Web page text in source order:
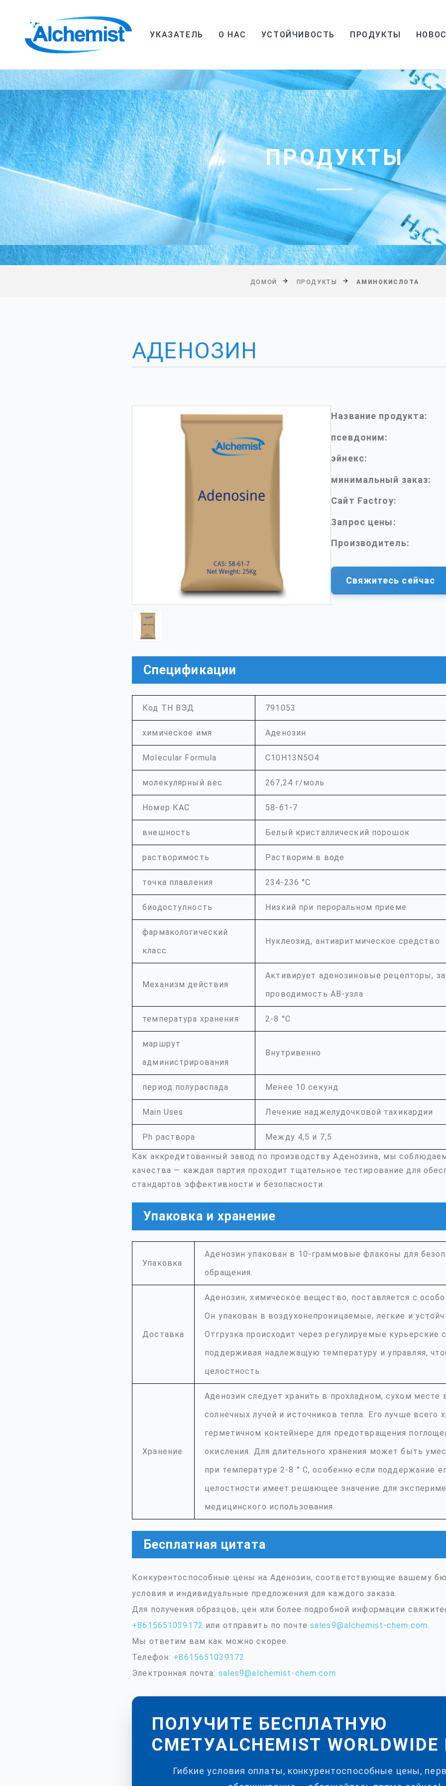
УКАЗАТЕЛЬ О НАС УСТОЙЧИВОСТЬ ПРОДУКТЫ
ПРОДУКТЫ
ДОМОЙ ПРОДУКТЫ АМИНОКИСЛОТА
АДЕНОЗИН
Название продукта:
псевдоним:
эйнекс:
минимальный заказ:
Сайт Factroy:
Запрос цены:
Производитель:
Свяжитесь сейчас
Спецификации
Код ТН ВЭД 791053
химическое имя Аденозин
Molecular Formula C10H13N5O4
молекулярный вес 267,24 г/моль
Номер КАС 58-61-7
внешность Белый кристаллический порошок
растворимость Растворим в воде
точка плавления 234-236 °С
биодоступность Низкий при пероральном приеме
фармакологический
класс
Нуклеозид, антиаритмическое средство
Механизм действия
Активирует аденозиновые рецепторы,
проводимость АВ-узла
температура хранения 2-8 °С
маршрут
администрирования
Внутривенно
период полураспада Менее 10 секунд
Main Uses Лечение наджелудочковой тахикардии
Ph раствора Между 4,5 и 7,5
Как аккредитованный завод по производству Аденозина, мы
качества — каждая партия проходит тщательное тестирование для
стандартов эффективности и безопасности.
Упаковка и хранение
Упаковка
Аденозин упакован в 10-граммовые флаконы для
обращения.
Доставка
Аденозин, химическое вещество, поставляется с
Он упакован в воздухонепроницаемые, легкие и
Отгрузка происходит через регулируемые курьерские
поддерживая надлежащую температуру и управляя,
целостность.
Хранение
Аденозин следует хранить в прохладном, сухом месте
солнечных лучей и источников тепла. Его лучше всего
герметичном контейнере для предотвращения
окисления. Для длительного хранения может быть
при температуре 2-8 ° C, особенно если поддержание
целостности имеет решающее значение для
медицинского использования.
Бесплатная цитата
Конкурентоспособные цены на Аденозин, соответствующие вашему
условия и индивидуальные предложения для каждого заказа.
Для получения образцов, цен или более подробной информации
+8615651039172 или отправить по почте sales9@alchemist-chem.com
Мы ответим вам как можно скорее.
Телефон: +8615651039172
Электронная почта: sales9@alchemist-chem.com
ПОЛУЧИТЕ БЕСПЛАТНУЮ
СМЕТУALCHEMIST WORLDWIDE
Гибкие условия оплаты, конкурентоспособные цены,